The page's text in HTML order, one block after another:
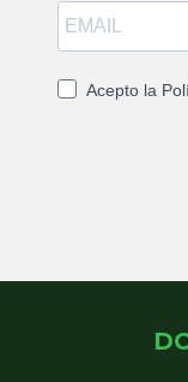
Acepto la